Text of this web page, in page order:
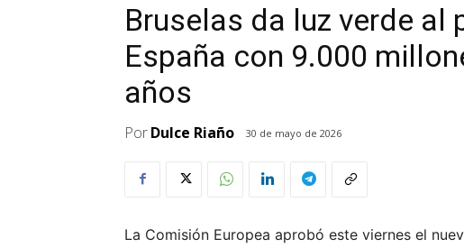
Bruselas da luz verde al
España con 9.000
años
PorDulce Riaño 30 de mayo de 2026
La Comisión Europea aprobó este viernes el